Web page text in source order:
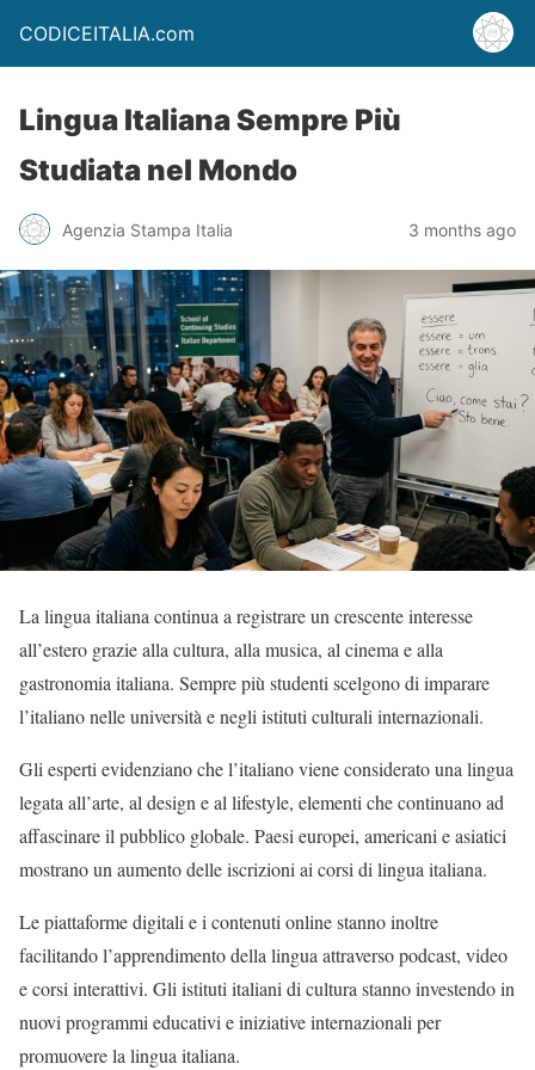
CODICEITALIA.com
Lingua Italiana Sempre Più
Studiata nel Mondo
Agenzia Stampa Italia 3 months ago
La lingua italiana continua a registrare un crescente interesse
all’estero grazie alla cultura, alla musica, al cinema e alla
gastronomia italiana. Sempre più studenti scelgono di imparare
l’italiano nelle università e negli istituti culturali internazionali.
Gli esperti evidenziano che l’italiano viene considerato una lingua
legata all’arte, al design e al lifestyle, elementi che continuano ad
affascinare il pubblico globale. Paesi europei, americani e asiatici
mostrano un aumento delle iscrizioni ai corsi di lingua italiana.
Le piattaforme digitali e i contenuti online stanno inoltre
facilitando l’apprendimento della lingua attraverso podcast, video
e corsi interattivi. Gli istituti italiani di cultura stanno investendo in
nuovi programmi educativi e iniziative internazionali per
promuovere la lingua italiana.